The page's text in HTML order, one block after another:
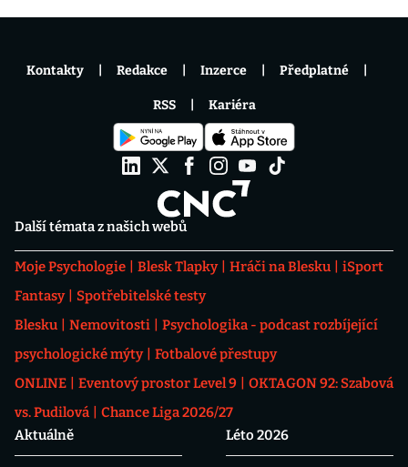
Další témata z našich webů
Moje Psychologie Blesk Tlapky Hráči na Blesku
iSport
Fantasy
Spotřebitelské testy
Blesku
Nemovitosti
Psychologika - podcast rozbíjející
psychologické mýty
Fotbalové přestupy
ONLINE
Eventový prostor Level 9
OKTAGON 92: Szabová
vs. Pudilová
Chance Liga 2026/27
Aktuálně
Léto 2026
Kontakty Redakce Inzerce Předplatné
RSS Kariéra